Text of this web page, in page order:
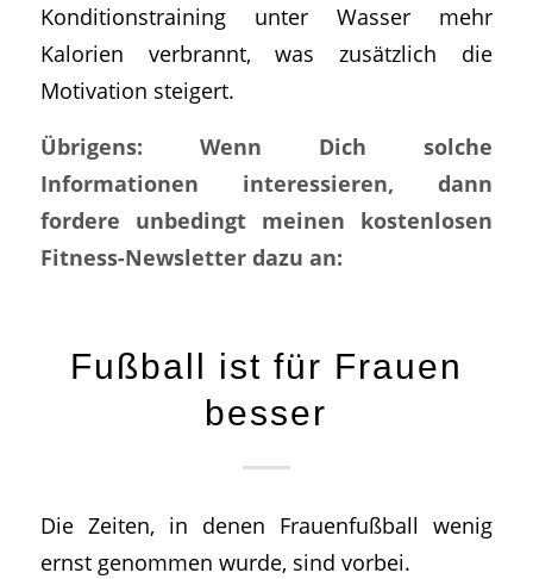
Konditionstraining unter Wasser mehr
Kalorien verbrannt, was zusätzlich die
Motivation steigert.
Übrigens: Wenn Dich solche
Informationen interessieren, dann
fordere unbedingt meinen kostenlosen
Fitness-Newsletter dazu an:
Fußball ist für Frauen
besser
Die Zeiten, in denen Frauenfußball wenig
ernst genommen wurde, sind vorbei.